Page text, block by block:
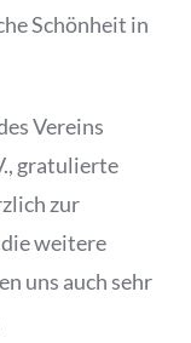
Schönheit in
Vereins
gratulierte
zur
weitere
uns auch sehr